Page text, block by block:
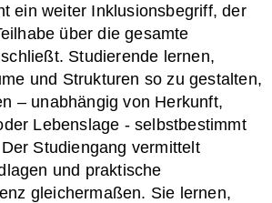
ein weiter Inklusionsbegriff, der
über die gesamte
Studierende lernen,
und Strukturen so zu gestalten,
– unabhängig von Herkunft,
Lebenslage - selbstbestimmt
Studiengang vermittelt
und praktische
gleichermaßen. Sie lernen,